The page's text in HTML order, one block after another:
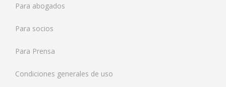
Reino Unido
Estados Unidos
Para abogados
Para socios
Para Prensa
Condiciones generales de uso